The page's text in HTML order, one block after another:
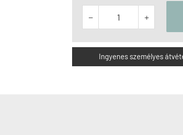
 
Ingyenes személyes